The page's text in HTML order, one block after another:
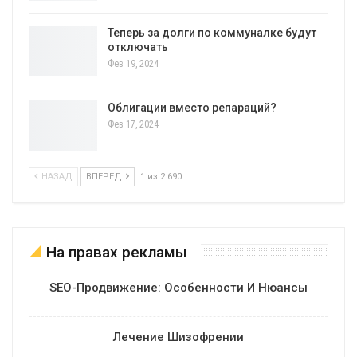
Теперь за долги по коммуналке будут
отключать
Фев 19, 2024
Облигации вместо репараций?
Фев 17, 2024
НАЗАД ВПЕРЕД 1 из 2 690
На правах рекламы
SEO-Продвижение: Особенности И Нюансы
Лечение Шизофрении